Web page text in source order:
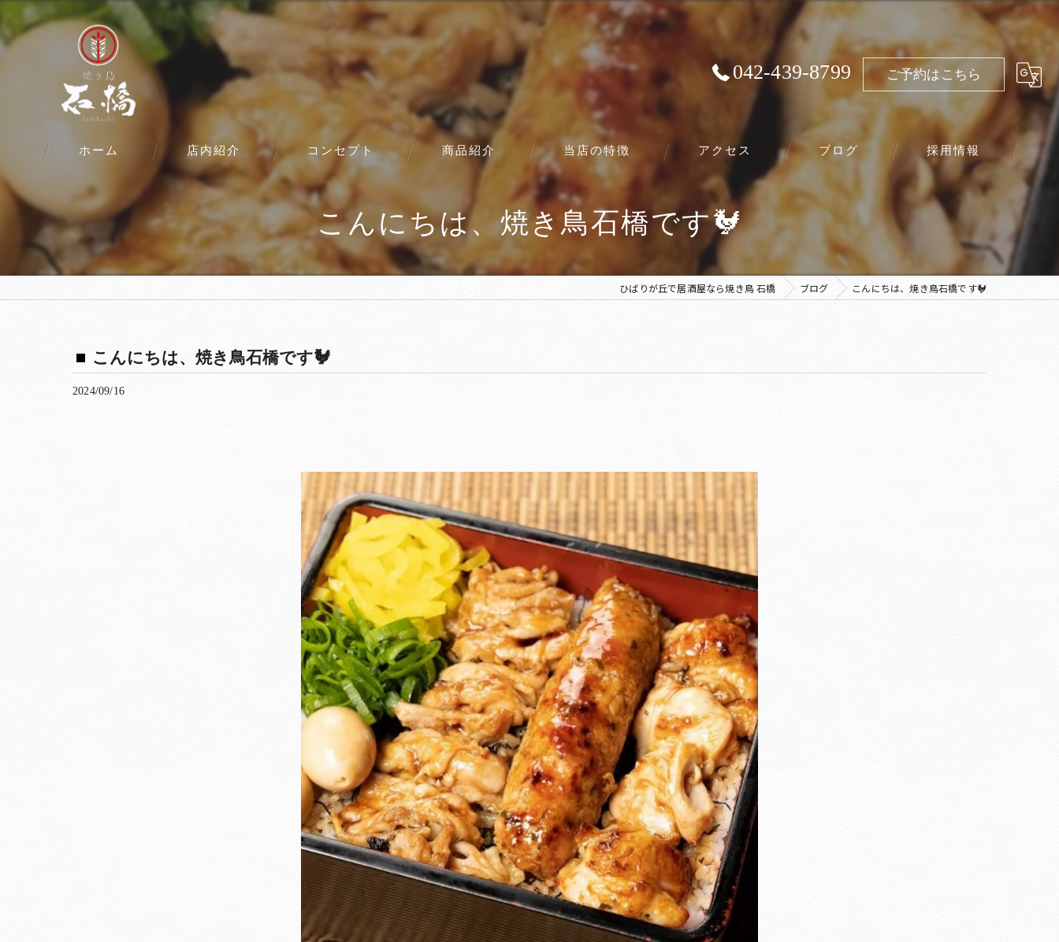
042-439-8799 ご予約はこちら
ホーム 店内紹介 コンセプト 商品紹介 当店の特徴
コース
アクセス ブログ 採用情報
こんにちは、焼き鳥石橋です🐓
ひばりが丘で居酒屋なら焼き鳥 石橋 ブログ こんにちは、焼き鳥石橋です🐓
こんにちは、焼き鳥石橋です🐓
2024/09/16